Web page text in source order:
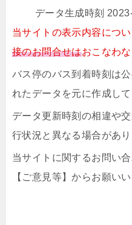
データ生成時刻
当サイトの表示内容につい
接のお問合せはおこなわな
バス停のバス到着時刻は
れたデータを元に作成して
データ更新時刻の相違や
行状況と異なる場合があり
当サイトに関するお問い
【ご意見等】からお願いい